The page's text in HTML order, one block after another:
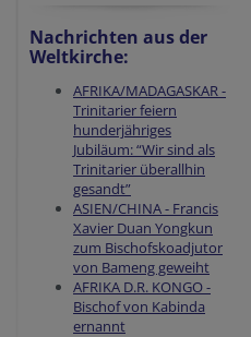
Nachrichten aus der
Weltkirche:
AFRIKA/MADAGASKAR -
Trinitarier feiern
hunderjähriges
Jubiläum: “Wir sind als
Trinitarier überallhin
gesandt”
ASIEN/CHINA - Francis
Xavier Duan Yongkun
zum Bischofskoadjutor
von Bameng geweiht
AFRIKA D.R. KONGO -
Bischof von Kabinda
ernannt